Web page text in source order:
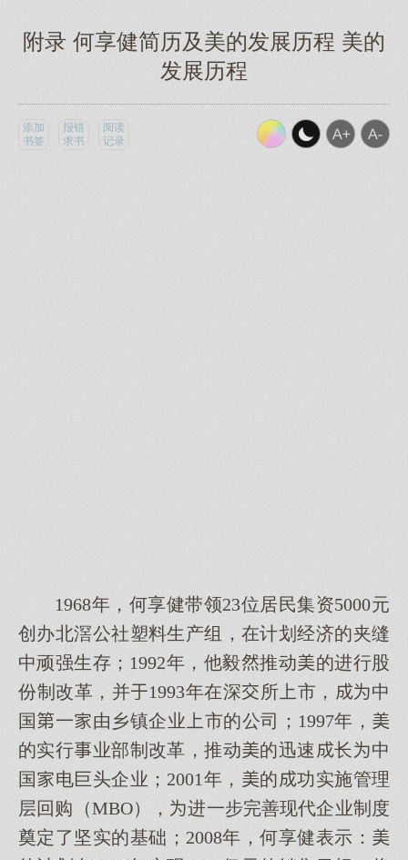
附录 何享健简历及美的发展历程 美的
发展历程
添加
书签
报错
求书
阅读
记录
1968年，何享健带领23位居民集资5000元
创办北滘公社塑料生产组，在计划经济的夹缝
中顽强生存；1992年，他毅推动的进行股
份制改革，并1993年在深所市，中
国一由乡镇企业市的公司；1997年，
的实行业部制改革，推动的迅速长中
国电巨头企业；2001年，的功实施管理
层回购（MBO），进一步完善现代企业制度
奠定了坚实的基础；2008年，何享健表示：